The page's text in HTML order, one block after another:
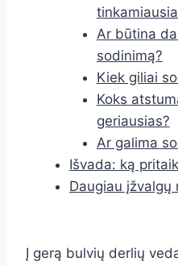
Ar būtina
sodinimą?
Kiek giliai
Koks
geriausias?
Ar galima
Išvada: ką
Daugiau
Į gerą bulvių derlių